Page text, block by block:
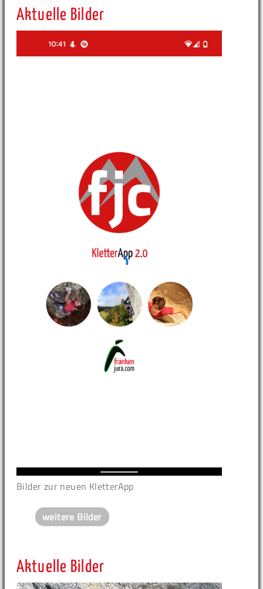
Aktuelle Bilder
Bilder zur neuen KletterApp
weitere Bilder
Aktuelle Bilder